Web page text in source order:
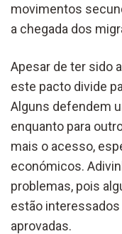
movimentos
a chegada dos
Apesar de ter sido
este pacto divide
Alguns defendem
enquanto para
mais o acesso,
económicos.
problemas, pois
estão
aprovadas.